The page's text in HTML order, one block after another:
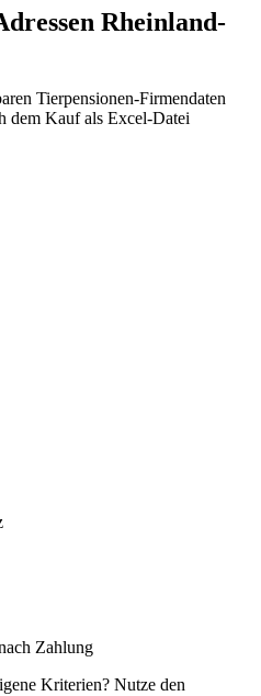
Rheinland-
Tierpensionen-Firmendaten
dem Kauf als Excel-Datei
Zahlung
Kriterien? Nutze den